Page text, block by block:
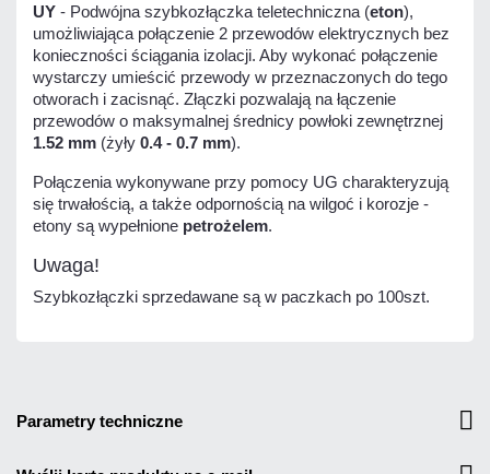
UY - Podwójna szybkozłączka teletechniczna (eton),
umożliwiająca połączenie 2 przewodów elektrycznych bez
konieczności ściągania izolacji. Aby wykonać połączenie
wystarczy umieścić przewody w przeznaczonych do tego
otworach i zacisnąć. Złączki pozwalają na łączenie
przewodów o maksymalnej średnicy powłoki zewnętrznej
1.52 mm (żyły 0.4 - 0.7 mm).
Połączenia wykonywane przy pomocy UG charakteryzują
się trwałością, a także odpornością na wilgoć i korozje -
etony są wypełnione petrożelem.
Uwaga!
Szybkozłączki sprzedawane są w paczkach po 100szt.
parametry techniczne